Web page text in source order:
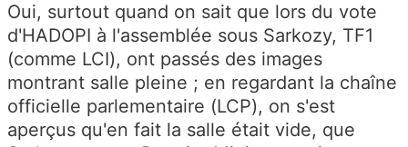
Oui, surtout quand on sait que lors du vote
d'HADOPI à l'assemblée sous Sarkozy, TF1
(comme LCI), ont passés des images
montrant salle pleine ; en regardant la chaîne
officielle parlementaire (LCP), on s'est
aperçus qu'en fait la salle était vide, que